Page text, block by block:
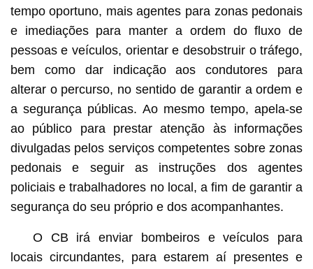
tempo oportuno, mais agentes para zonas pedonais
e imediações para manter a ordem do fluxo de
pessoas e veículos, orientar e desobstruir o tráfego,
bem como dar indicação aos condutores para
alterar o percurso, no sentido de garantir a ordem e
a segurança públicas. Ao mesmo tempo, apela-se
ao público para prestar atenção às informações
divulgadas pelos serviços competentes sobre zonas
pedonais e seguir as instruções dos agentes
policiais e trabalhadores no local, a fim de garantir a
segurança do seu próprio e dos acompanhantes.
O CB irá enviar bombeiros e veículos para
locais circundantes, para estarem aí presentes e